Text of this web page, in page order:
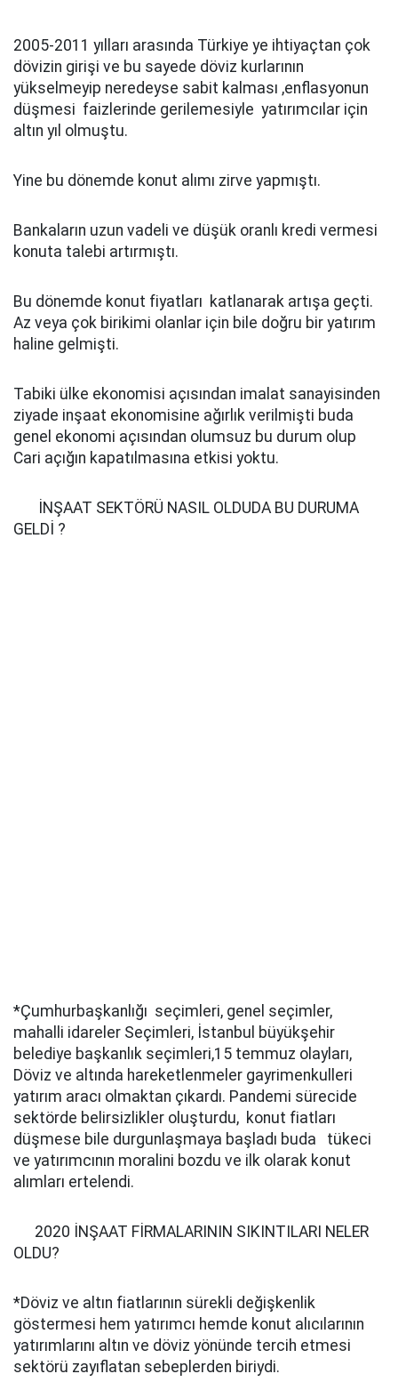
2005-2011 yılları arasında Türkiye ye ihtiyaçtan çok
dövizin girişi ve bu sayede döviz kurlarının
yükselmeyip neredeyse sabit kalması ,enflasyonun
düşmesi faizlerinde gerilemesiyle yatırımcılar için
altın yıl olmuştu.
Yine bu dönemde konut alımı zirve yapmıştı.
Bankaların uzun vadeli ve düşük oranlı kredi vermesi
konuta talebi artırmıştı.
Bu dönemde konut fiyatları katlanarak artışa geçti.
Az veya çok birikimi olanlar için bile doğru bir yatırım
haline gelmişti.
Tabiki ülke ekonomisi açısından imalat sanayisinden
ziyade inşaat ekonomisine ağırlık verilmişti buda
genel ekonomi açısından olumsuz bu durum olup
Cari açığın kapatılmasına etkisi yoktu.
İNŞAAT SEKTÖRÜ NASIL OLDUDA BU DURUMA
GELDİ ?
*Çumhurbaşkanlığı seçimleri, genel seçimler,
mahalli idareler Seçimleri, İstanbul büyükşehir
belediye başkanlık seçimleri,15 temmuz olayları,
Döviz ve altında hareketlenmeler gayrimenkulleri
yatırım aracı olmaktan çıkardı. Pandemi sürecide
sektörde belirsizlikler oluşturdu, konut fiatları
düşmese bile durgunlaşmaya başladı buda tükeci
ve yatırımcının moralini bozdu ve ilk olarak konut
alımları ertelendi.
2020 İNŞAAT FİRMALARININ SIKINTILARI NELER
OLDU?
*Döviz ve altın fiatlarının sürekli değişkenlik
göstermesi hem yatırımcı hemde konut alıcılarının
yatırımlarını altın ve döviz yönünde tercih etmesi
sektörü zayıflatan sebeplerden biriydi.